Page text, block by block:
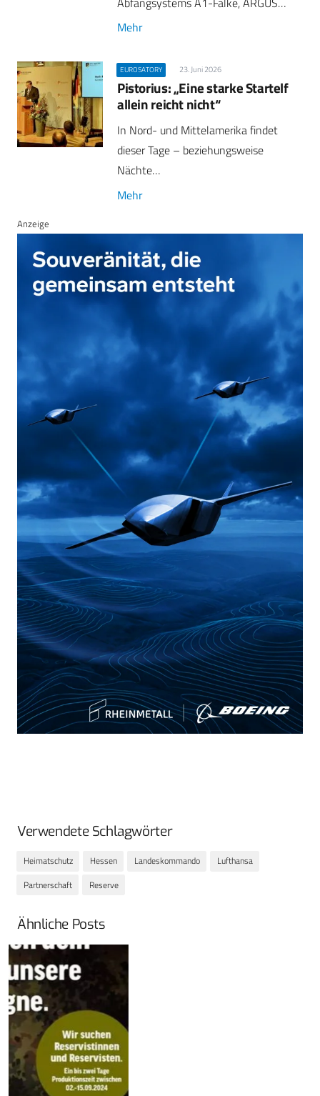
Mehr
EUROSATORY 23. Juni 2026
Pistorius: „Eine starke Startelf
allein reicht nicht“
In Nord- und Mittelamerika findet
dieser Tage – beziehungsweise
Nächte…
Mehr
Anzeige
Verwendete Schlagwörter
Heimatschutz Hessen Landeskommando
Lufthansa
Partnerschaft
Reserve
Ähnliche Posts